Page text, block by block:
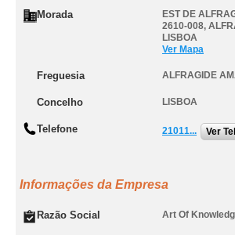
Morada
EST DE
2610-008,
LISBOA
Ver Mapa
Freguesia ALFRAGIDE
Concelho LISBOA
Telefone 21011... Ver
Informações da Empresa
Razão Social Art Of